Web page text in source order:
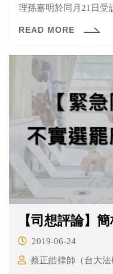
理孫嘉明於同月21日受
READ MORE
【司想評論】
2019-06-24
蔡正皓律師（台大法